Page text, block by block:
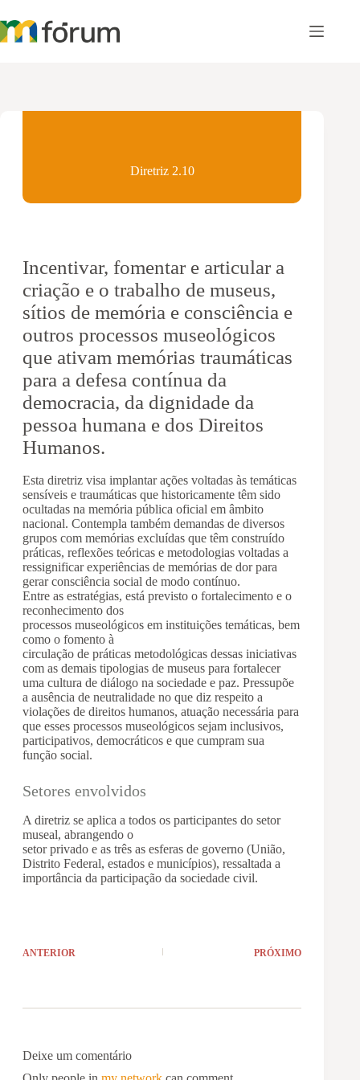
para
o
Diretriz 2.10
Incentivar, fomentar e articular a
criação e o trabalho de museus,
sítios de memória e consciência e
outros processos museológicos
que ativam memórias traumáticas
para a defesa contínua da
democracia, da dignidade da
pessoa humana e dos Direitos
Humanos.
Esta diretriz visa implantar ações voltadas às temáticas
sensíveis e traumáticas que historicamente têm sido
ocultadas na memória pública oficial em âmbito
nacional. Contempla também demandas de diversos
grupos com memórias excluídas que têm construído
práticas, reflexões teóricas e metodologias voltadas a
ressignificar experiências de memórias de dor para
gerar consciência social de modo contínuo.
Entre as estratégias, está previsto o fortalecimento e o
reconhecimento dos
processos museológicos em instituições temáticas, bem
como o fomento à
circulação de práticas metodológicas dessas iniciativas
com as demais tipologias de museus para fortalecer
uma cultura de diálogo na sociedade e paz. Pressupõe
a ausência de neutralidade no que diz respeito a
violações de direitos humanos, atuação necessária para
que esses processos museológicos sejam inclusivos,
participativos, democráticos e que cumpram sua
função social.
Setores envolvidos
A diretriz se aplica a todos os participantes do setor
museal, abrangendo o
setor privado e as três as esferas de governo (União,
Distrito Federal, estados e municípios), ressaltada a
importância da participação da sociedade civil.
ANTERIOR PRÓXIMO
Deixe um comentário